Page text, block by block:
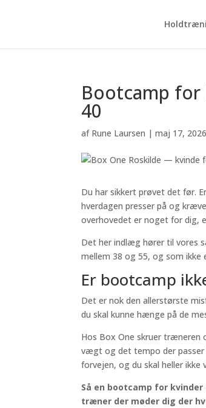
Bootcamp for
40
af Rune Laursen |maj 17, 2026
Du har sikkert prøvet det før.
hverdagen presser på og
overhovedet er noget for dig,
Det her indlæg hører til vores
mellem 38 og 55, og som ikke
Er bootcamp
Det er nok den allerstørste
du skal kunne hænge på de
Hos Box One skruer træneren
vægt og det tempo der passer
forvejen, og du skal heller
Så en bootcamp for
træner der møder dig der